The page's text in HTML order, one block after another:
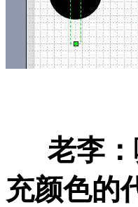
老李：
充颜色的